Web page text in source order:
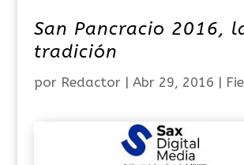
San Pancracio 2016,
tradición
por Redactor| Abr 29, 2016 |